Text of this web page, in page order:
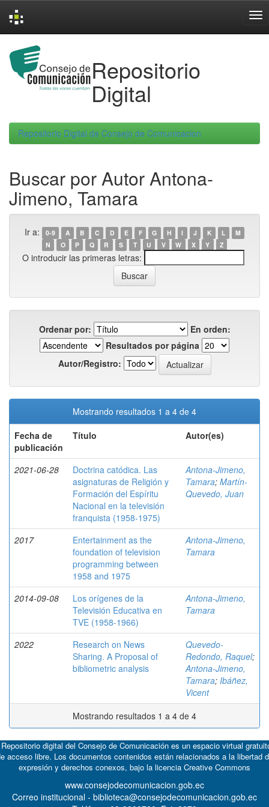
navigation
Repositorio
Digital
Repositorio Digital de Consejo de Comunicacion
Buscar por Autor Antona-
Jimeno, Tamara
Ir a: 0-9 A B C D E F G H I J K L
M
N
O P Q R S T U V W X Y Z
O introducir las primeras letras:
Ordenar por:
En orden:
Resultados por página
Autor/Registro:
Mostrando resultados 1 a 4 de 4
Fecha de
publicación
Título Autor(es)
2021-06-28
Doctrina catódica. Las
asignaturas de Religión y
Formación del Espíritu
Nacional en la televisión
franquista (1958-1975)
Antona-Jimeno,
Tamara; Martín-
Quevedo, Juan
2017
Entertainment as the
foundation of television
programming between
1958 and 1975
Antona-Jimeno,
Tamara
2014-09-08
Los orígenes de la
Televisión Educativa en
TVE (1958-1966)
Antona-Jimeno,
Tamara
2022
Research on News
Sharing. A Proposal of
bibliometric analysis
Quevedo-
Redondo, Raquel;
Antona-Jimeno,
Tamara; Ibáñez,
Vicent
Mostrando resultados 1 a 4 de 4
digital del Consejo de Comunicación es un espacio virtual
acceso libre. Los documentos contenidos están relacionados a la libertad
expresión y derechos conexos, bajo la licencia Creative Commons
www.consejodecomunicacion.gob.ec
Correo institucional - biblioteca@consejodecomunicacion.gob.ec